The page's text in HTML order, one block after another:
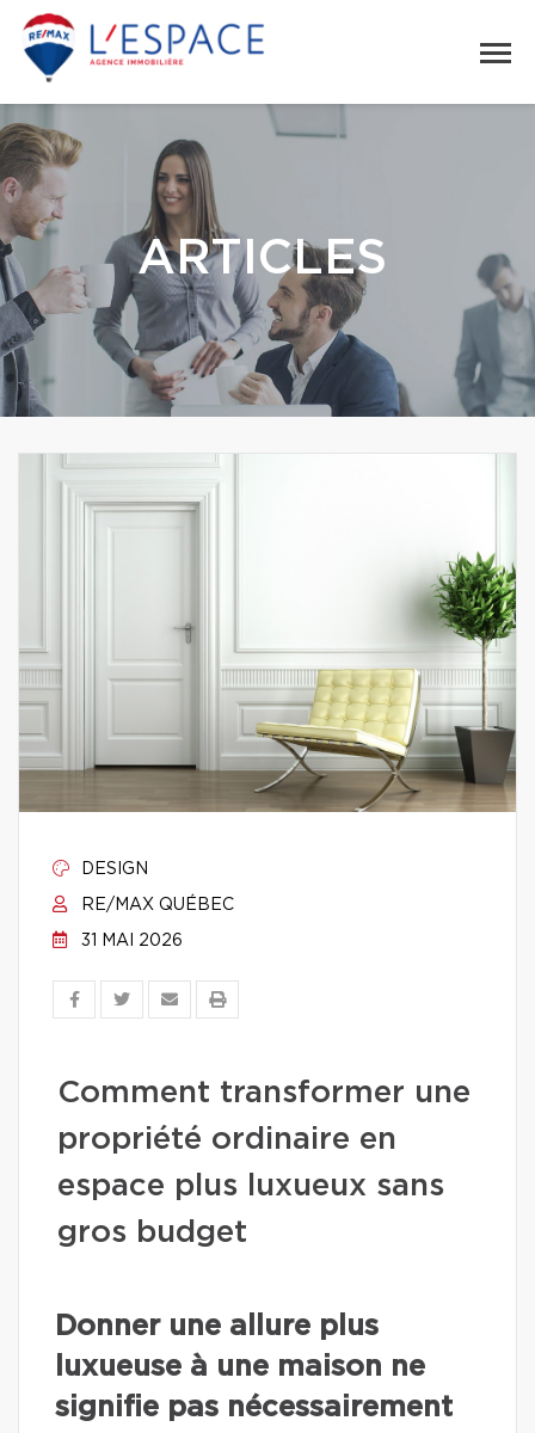
ARTICLES
DESIGN
RE/MAX QUÉBEC
31 MAI 2026
Comment transformer une
propriété ordinaire en
espace plus luxueux sans
gros budget
Donner une allure plus
luxueuse à une maison ne
signifie pas nécessairement